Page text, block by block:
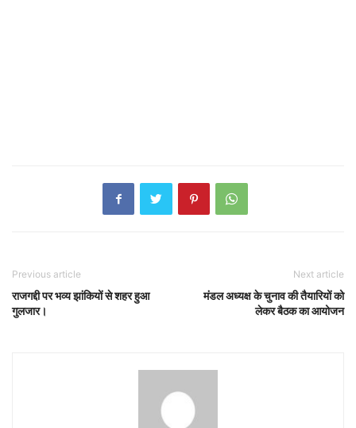
Previous article
राजगद्दी पर भव्य झांकियों से शहर हुआ
गुलजार।
Next article
मंडल अध्यक्ष के चुनाव की तैयारियों को
लेकर बैठक का आयोजन